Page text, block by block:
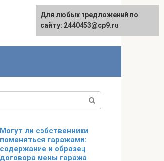
Могут ли собственники
поменяться гаражами:
содержание и образец
договора мены гаража
Для любых предложений по
сайту: 2440453@cp9.ru